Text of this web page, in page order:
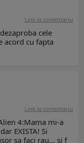
Link la comentariu
cele
acord cu fapta
Link la comentariu
4:Mama mi-a
EXISTA! Si
sa faci rau... si f